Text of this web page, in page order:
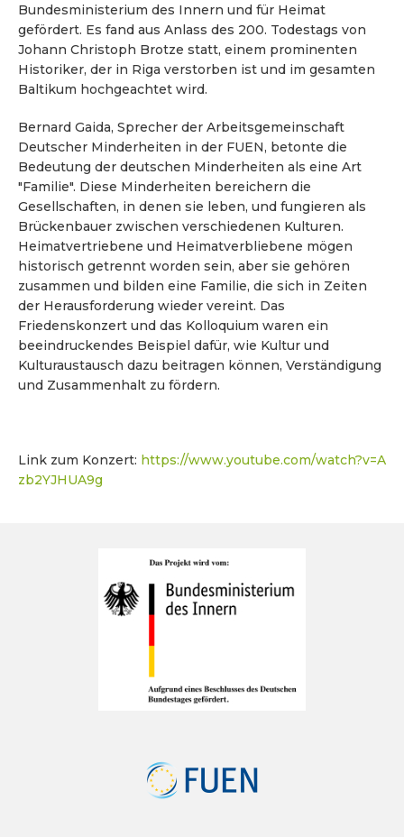
Bundesministerium des Innern und für Heimat
gefördert. Es fand aus Anlass des 200. Todestags von
Johann Christoph Brotze statt, einem prominenten
Historiker, der in Riga verstorben ist und im gesamten
Baltikum hochgeachtet wird.
Bernard Gaida, Sprecher der Arbeitsgemeinschaft
Deutscher Minderheiten in der FUEN, betonte die
Bedeutung der deutschen Minderheiten als eine Art
"Familie". Diese Minderheiten bereichern die
Gesellschaften, in denen sie leben, und fungieren als
Brückenbauer zwischen verschiedenen Kulturen.
Heimatvertriebene und Heimatverbliebene mögen
historisch getrennt worden sein, aber sie gehören
zusammen und bilden eine Familie, die sich in Zeiten
der Herausforderung wieder vereint. Das
Friedenskonzert und das Kolloquium waren ein
beeindruckendes Beispiel dafür, wie Kultur und
Kulturaustausch dazu beitragen können, Verständigung
und Zusammenhalt zu fördern.
Link zum Konzert: https://www.youtube.com/watch?v=A
zb2YJHUA9g